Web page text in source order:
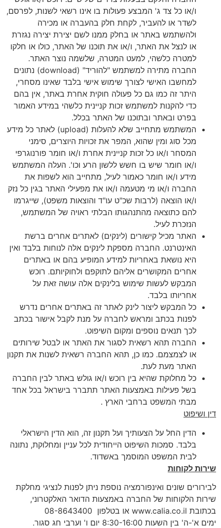
ו/או כל צד ג' המבצע פעולות בו אינו רשאי לשנות, לפרסם,
לשדר או להעביר, לקחת חלק בהעברה או מכירה
ולהשתמש באתר או בחלק ממנו לשם יצירת יצירה נגזרת
או לנצל את האתר, ו/או את תוכנו של האתר, כולו או חלקו
למטרה כלשהי, למעט המטרה, שלשמה נוצר האתר.
החברה מתירה למשתמש "להוריד" (download) נתונים
למחשבו האישי לצורך שימוש אישי בלבד שאינו מסחרי,
היתר זה כמו גם כל פעולה חוקית אחרת באתר, אין בהם
כדי להקנות למשתמש זכות קניינית כלשהי במידע האמור
בפרט ובאתר ובתוכנו של האתר בכלל.
המשתמש מתחייב שלא להעלות (upload) לאתר כל מידע
מכל סוג ומין שהוא, המפר את זכויות היוצרים, סימני
המסחר ו/או כל זכות קניינית אחרת ו/או חומר פורנוגרפי
ו/או חומר שיש בו חשש ללשון הרע וכו'. העלה המשתמש
מידע ו/או חומר כאמור לעיל, מתחייב הוא לשפות את
החברה ו/או מי מטעמה ו/או את מפעילי האתר בגין כל נזק
ו/או הוצאה (לרבות שכ"ט עו"ד והוצאות משפט), שייגרמו
להם כתוצאה מהתנהגותו הבלתי ראויה של המשתמש,
הנזכרת לעיל.
האתר מכיל קישורים (לינקים) לאתרים אחרים ברשת
האינטרנט. החברה מספקת לינקים אלה לנוחות בלבד ואין
היא נושאת באחריות למידע המופיע בהם או באתרים
אחרים המקושרים אליהם לתוקפם ולחוקיותם. רוכש
המבקש לעשות שימוש בלינקים אלה עושה זאת על
אחריותו בלבד.
כל המבקש ליצור לינק לאתר זה באתרים אחרים נדרש
לפנות בכתב ומראש לחברה על מנת לקבל אישור בכתב
לכך תנאים נוספים ומקום השיפוט.
החברה תהא רשאית לסגור את האתר או לבטל שירותים
או לצמצמם. כמו כן, תהא החברה רשאית לשנות את תקנון
האתר מעת לעת.
כל מחלוקת שהיא בין רוכש ו/או גולש באתר לבין החברה
בשל פעילות באמצעות האתר תתברר בישראל בכל אחד
מבתי המשפט ברחבי הארץ .
דין ושיפוט
הדין החל על הצעותיך ועל תקנון זה, הוא הדין הישראלי
בלבד. סמכות השיפוט הייחודית לכל עניין ומחלוקת, נתונה
לבית המשפט המוסמך באשדוד.
שירות לקוחות
לבירורים שונים ואינפורמציה נוספת ניתן לפנות לנציגי מחלקת
שירות הלקוחות של החברה באמצעות הדואר האלקטרוני,
בכתובת www.calia.co.il או בטלפון 08-8643400
ימים א'-ה' בין השעות 8:30-16:00 יום ו' וערבי חג סגור.